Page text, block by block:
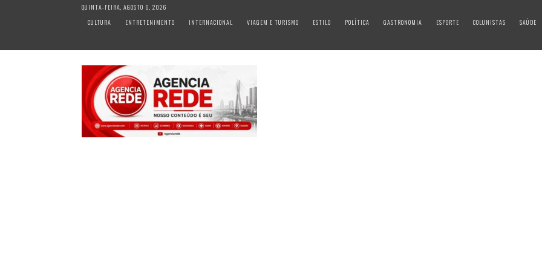
QUINTA-FEIRA, AGOSTO 6, 2026
CULTURA
ENTRETENIMENTO INTERNACIONAL VIAGEM E TURISMO ESTILO POLÍTICA GASTRONOMIA ESPORTE COLUNISTAS SAÚDE